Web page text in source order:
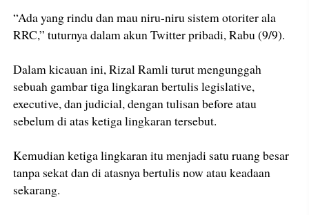
“Ada yang rindu dan mau niru-niru sistem otoriter ala
RRC,” tuturnya dalam akun Twitter pribadi, Rabu (9/9).
Dalam kicauan ini, Rizal Ramli turut mengunggah
sebuah gambar tiga lingkaran bertulis legislative,
executive, dan judicial, dengan tulisan before atau
sebelum di atas ketiga lingkaran tersebut.
Kemudian ketiga lingkaran itu menjadi satu ruang besar
tanpa sekat dan di atasnya bertulis now atau keadaan
sekarang.